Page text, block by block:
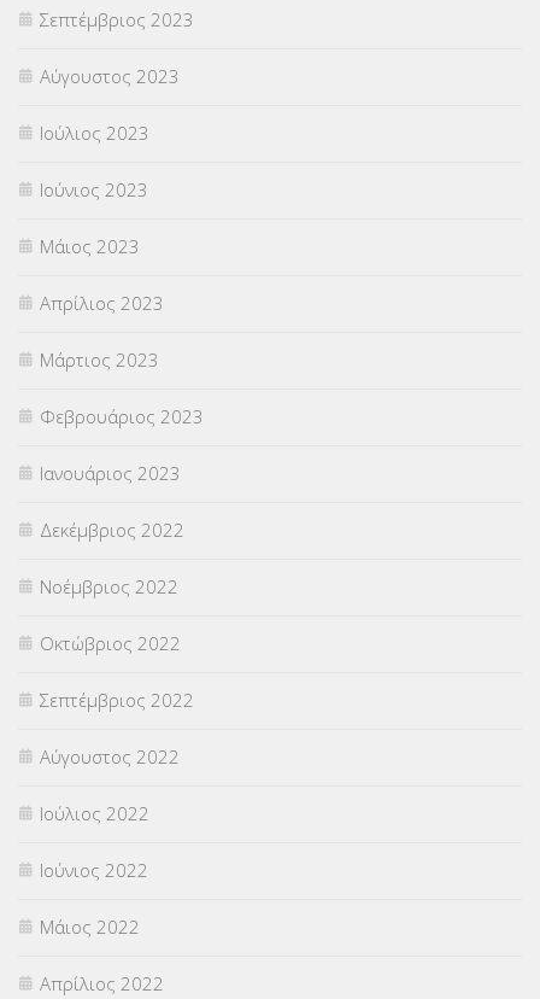
Σεπτέμβριος 2023
Αύγουστος 2023
Ιούλιος 2023
Ιούνιος 2023
Μάιος 2023
Απρίλιος 2023
Μάρτιος 2023
Φεβρουάριος 2023
Ιανουάριος 2023
Δεκέμβριος 2022
Νοέμβριος 2022
Οκτώβριος 2022
Σεπτέμβριος 2022
Αύγουστος 2022
Ιούλιος 2022
Ιούνιος 2022
Μάιος 2022
Απρίλιος 2022